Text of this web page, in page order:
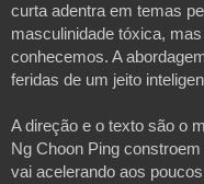
curta adentra em temas
masculinidade tóxica,
conhecemos. A
feridas de um jeito
A direção e o texto são o
Ng Choon Ping
vai acelerando aos